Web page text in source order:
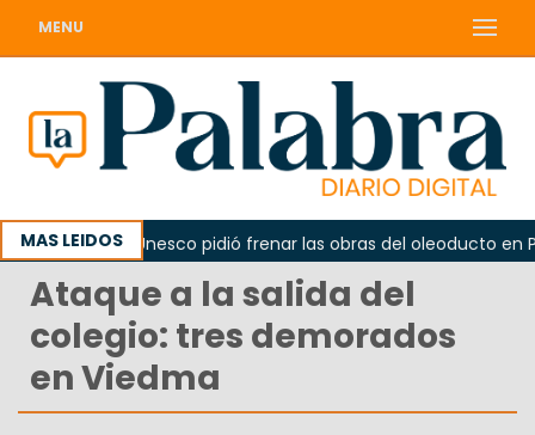
MENU
MAS LEIDOSLa Unesco pidió frenar las obras del oleoducto en
Ataque a la salida del
colegio: tres demorados
en Viedma